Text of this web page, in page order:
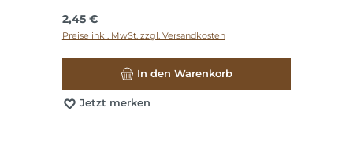
Regulärer Preis:
2,45 €
Preise inkl. MwSt. zzgl. Versandkosten
In den Warenkorb
Jetzt merken